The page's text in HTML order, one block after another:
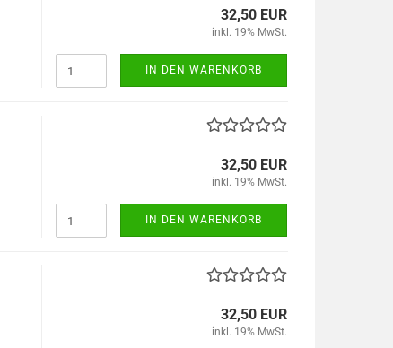
32,50 EUR
inkl. 19% MwSt.
IN DEN WARENKORB
32,50 EUR
inkl. 19% MwSt.
IN DEN WARENKORB
32,50 EUR
inkl. 19% MwSt.